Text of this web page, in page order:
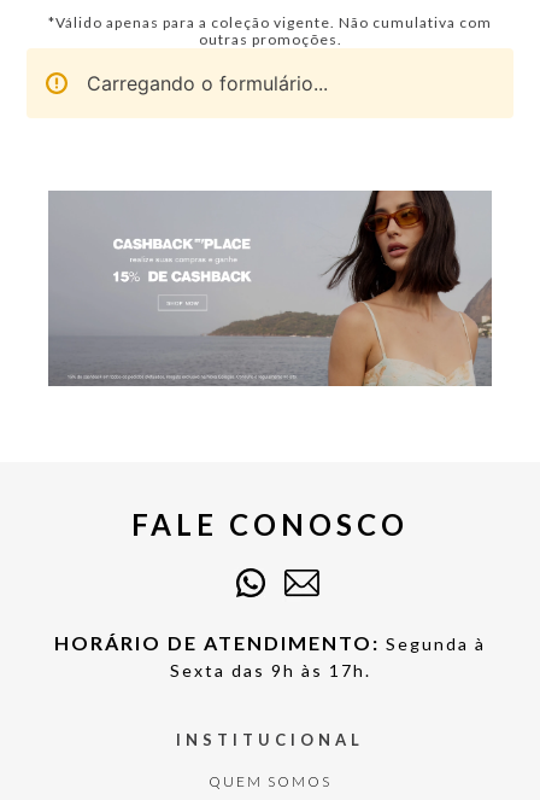
*Válido apenas para a coleção vigente. Não cumulativa com
outras promoções.
Carregando o formulário...
FALE CONOSCO
HORÁRIO DE ATENDIMENTO: Segunda à
Sexta das 9h às 17h.
INSTITUCIONAL
QUEM SOMOS